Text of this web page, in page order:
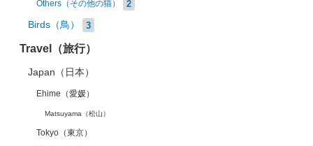
Others（その他の猫） 2
Birds（鳥） 3
Travel（旅行）
Japan（日本）
Ehime（愛媛）
Matsuyama（松山）
Tokyo（東京）